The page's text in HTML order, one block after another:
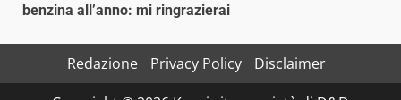
benzina all’anno: mi ringrazierai
Redazione Privacy Policy
Disclaimer